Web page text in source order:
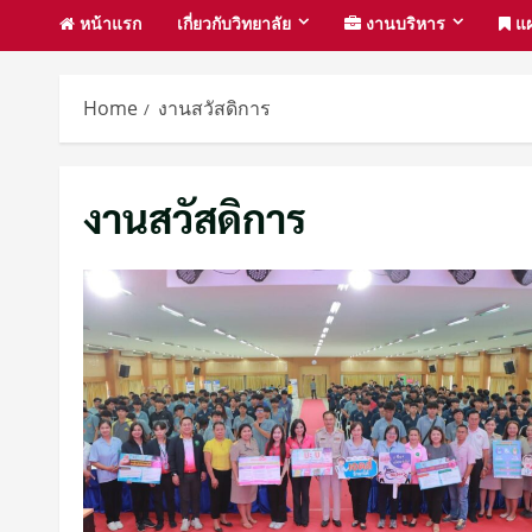
หน้าแรก เกี่ยวกับวิทยาลัย งานบริหาร แ
Home งานสวัสดิการ
งานสวัสดิการ